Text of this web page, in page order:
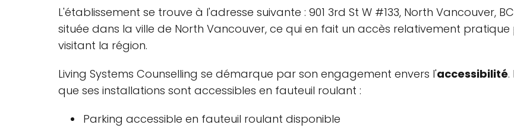
L'établissement se trouve à l'adresse suivante : 901 3rd St W #133, North Vancouver,
située dans la ville de North Vancouver, ce qui en fait un accès relativement
visitant la région.
Living Systems Counselling se démarque par son engagement envers l'accessibilité.
que ses installations sont accessibles en fauteuil roulant :
Parking accessible en fauteuil roulant disponible